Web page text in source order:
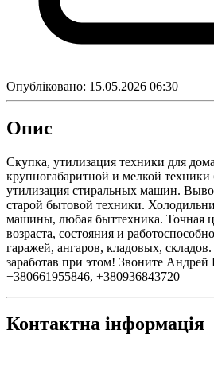
Опубліковано: 15.05.2026 06:30
Опис
Скупка, утилизация техники для
крупногабаритной и мелкой техники
утилизация стиральных машин.
старой бытовой техники.
машины, любая быттехника. Точная
возраста, состояния и
гаражей, ангаров, кладовых,
заработав при этом! Звоните
+380661955846, +380936843720
Контактна інформація